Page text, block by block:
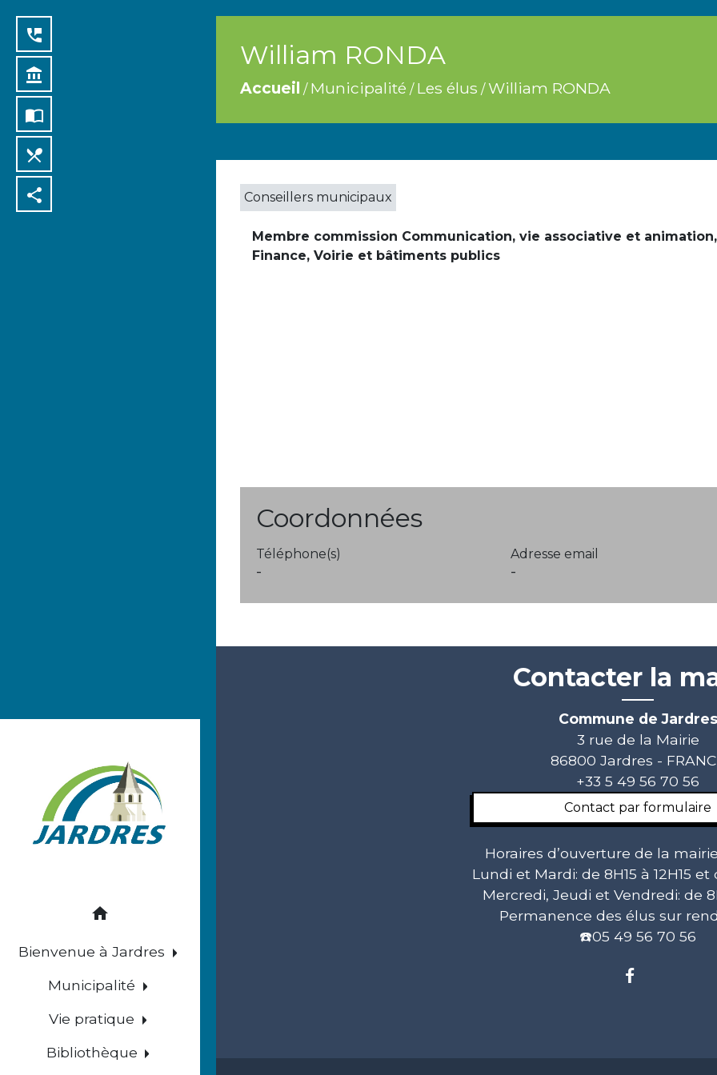
home
Bienvenue à Jardres
Municipalité
Vie pratique
Bibliothèque
William RONDA
Accueil / Municipalité / Les élus / William RONDA
perm_phone_msg
account_balance
import_contacts
local_dining
share Conseillers municipaux
Membre commission Communication, vie associative et animation,
Finance, Voirie et bâtiments publics
Coordonnées
Téléphone(s)
-
Adresse email
-
Contacter la
Commune de Jardres
3 rue de la Mairie
86800 Jardres -
+33 5 49 56 70 56
Contact par formulaire
Horaires d’ouverture de la
Lundi et Mardi: de 8H15 à 12H15 et
Mercredi, Jeudi et Vendredi: de
Permanence des élus sur
☎️05 49 56 70 56